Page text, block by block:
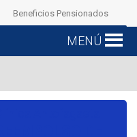
Beneficios Pensionados
MENÚ